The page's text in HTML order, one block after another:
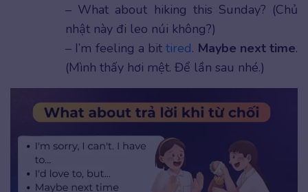
– What about hiking this Sunday? (Chủ
nhật này đi leo núi không?)
– I’m feeling a bittired. Maybe next time.
(Mình thấy hơi mệt. Để lần sau nhé.)